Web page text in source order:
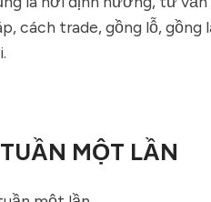
cách trade, gồng lỗ,
MỘT LẦN